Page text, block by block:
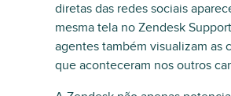
diretas das redes sociais
mesma tela no Zendesk
agentes também visualizam as
que aconteceram nos outros